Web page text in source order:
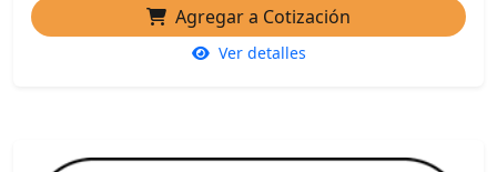
Agregar a Cotización
Ver detalles